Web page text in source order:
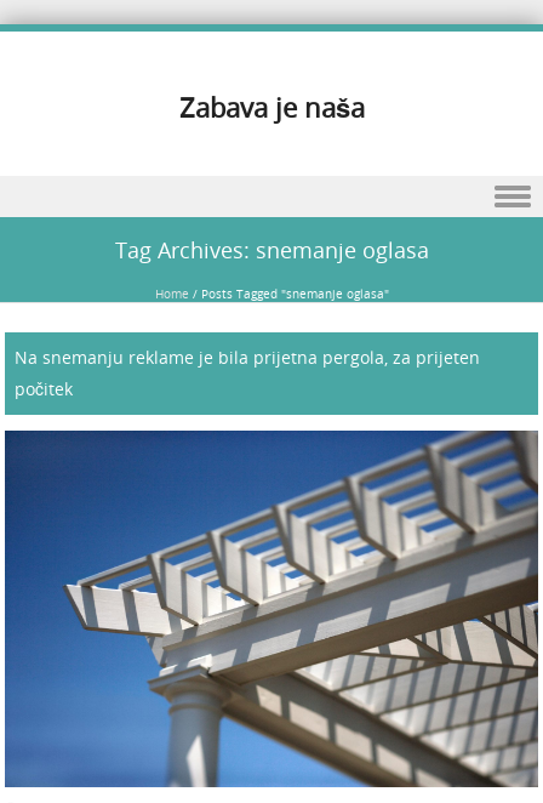
Zabava je naša
Tag Archives: snemanje oglasa
Home / Posts Tagged "snemanje oglasa"
Na snemanju reklame je bila prijetna pergola, za prijeten
počitek